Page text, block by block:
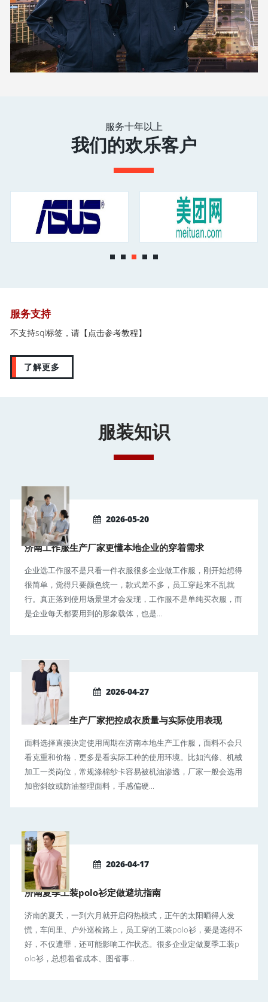
服务十年以上
我们的欢乐客户
服务支持
不支持sql标签，请 【点击参考教程】
了解更多
服装知识
2026-05-20
济南工作服生产厂家更懂本地企业的穿着需求
企业选工作服不是只看一件衣服很多企业做工作服，刚开始想得
很简单，觉得只要颜色统一，款式差不多，员工穿起来不乱就
行。真正落到使用场景里才会发现，工作服不是单纯买衣服，而
是企业每天都要用到的形象载体，也是...
2026-04-27
济南工作服生产厂家把控成衣质量与实际使用表现
面料选择直接决定使用周期在济南本地生产工作服，面料不会只
看克重和价格，更多是看实际工种的使用环境。比如汽修、机械
加工一类岗位，常规涤棉纱卡容易被机油渗透，厂家一般会选用
加密斜纹或防油整理面料，手感偏硬...
2026-04-17
济南夏季工装polo衫定做避坑指南
济南的夏天，一到六月就开启闷热模式，正午的太阳晒得人发
慌，车间里、户外巡检路上，员工穿的工装polo衫，要是选得不
好，不仅遭罪，还可能影响工作状态。很多企业定做夏季工装p
olo衫，总想着省成本、图省事...